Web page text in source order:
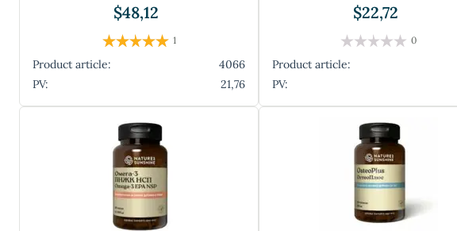
$48,12
1
Product article:
4066
PV:
21,76
$22,72
0
Product article:
PV: